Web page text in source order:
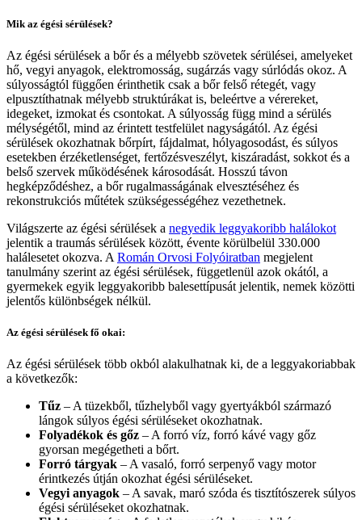
Mik az égési sérülések?
Az égési sérülések a bőr és a mélyebb szövetek sérülései, amelyeket
hő, vegyi anyagok, elektromosság, sugárzás vagy súrlódás okoz. A
súlyosságtól függően érinthetik csak a bőr felső rétegét, vagy
elpusztíthatnak mélyebb struktúrákat is, beleértve a vérereket,
idegeket, izmokat és csontokat. A súlyosság függ mind a sérülés
mélységétől, mind az érintett testfelület nagyságától. Az égési
sérülések okozhatnak bőrpírt, fájdalmat, hólyagosodást, és súlyos
esetekben érzéketlenséget, fertőzésveszélyt, kiszáradást, sokkot és a
belső szervek működésének károsodását. Hosszú távon
hegképződéshez, a bőr rugalmasságának elvesztéséhez és
rekonstrukciós műtétek szükségességéhez vezethetnek.
Világszerte az égési sérülések a negyedik leggyakoribb halálokot
jelentik a traumás sérülések között, évente körülbelül 330.000
halálesetet okozva. A Román Orvosi Folyóiratban megjelent
tanulmány szerint az égési sérülések, függetlenül azok okától, a
gyermekek egyik leggyakoribb balesettípusát jelentik, nemek közötti
jelentős különbségek nélkül.
Az égési sérülések fő okai:
Az égési sérülések több okból alakulhatnak ki, de a leggyakoriabbak
a következők:
Tűz – A tüzekből, tűzhelyből vagy gyertyákból származó
lángok súlyos égési sérüléseket okozhatnak.
Folyadékok és gőz – A forró víz, forró kávé vagy gőz
gyorsan megégetheti a bőrt.
Forró tárgyak – A vasaló, forró serpenyő vagy motor
érintkezés útján okozhat égési sérüléseket.
Vegyi anyagok – A savak, maró szóda és tisztítószerek súlyos
égési sérüléseket okozhatnak.